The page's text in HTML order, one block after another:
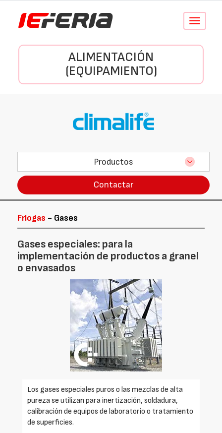
Conmutar
ALIMENTACIÓN
(EQUIPAMIENTO)
Productos
Contactar
Friogas - Gases
Gases especiales: para la
implementación de productos a granel
o envasados
Los gases especiales puros o las mezclas de alta
pureza se utilizan para inertización, soldadura,
calibración de equipos de laboratorio o tratamiento
de superficies.